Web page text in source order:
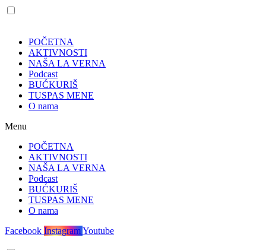
POČETNA
AKTIVNOSTI
NAŠA LA VERNA
Podcast
BUĆKURIŠ
TUSPAS MENE
O nama
Menu
POČETNA
AKTIVNOSTI
NAŠA LA VERNA
Podcast
BUĆKURIŠ
TUSPAS MENE
O nama
Facebook InstagramYoutube